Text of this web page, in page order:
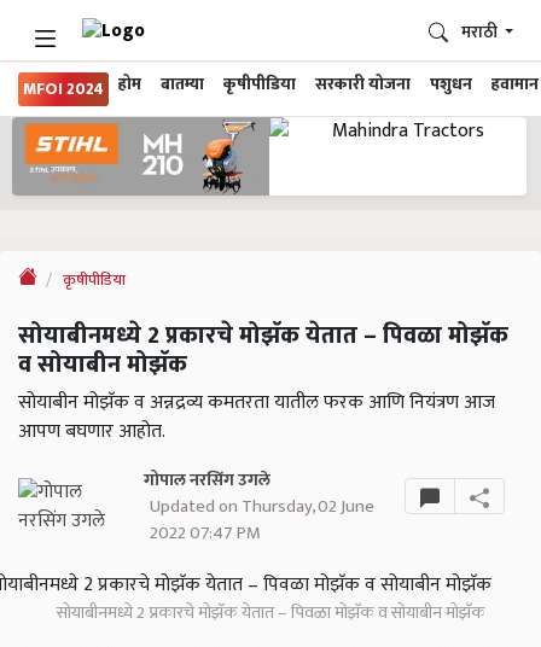
MFOI 2024 होम बातम्या कृषीपीडिया सरकारी योजना पशुधन हवामान
मराठी
कृषीपीडिया
सोयाबीनमध्ये 2 प्रकारचे मोझॅक येतात – पिवळा मोझॅक
व सोयाबीन मोझॅक
सोयाबीन मोझॅक व अन्नद्रव्य कमतरता यातील फरक आणि नियंत्रण आज
आपण बघणार आहोत.
गोपाल नरसिंग उगले
Updated on Thursday, 02 June
2022 07:47 PM
सोयाबीनमध्ये 2 प्रकारचे मोझॅक येतात – पिवळा मोझॅक व सोयाबीन मोझॅक